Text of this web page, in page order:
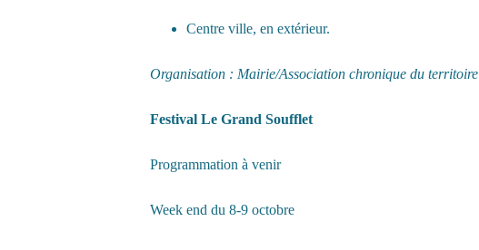
Centre ville, en extérieur.
Organisation : Mairie/Association chronique du territoire
Festival Le Grand Soufflet
Programmation à venir
Week end du 8-9 octobre